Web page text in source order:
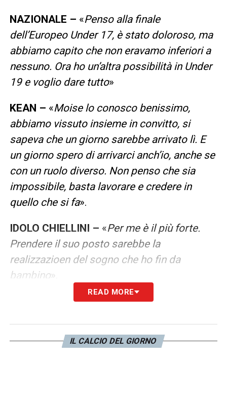
NAZIONALE – «Penso alla finale
dell’Europeo Under 17, è stato doloroso, ma
abbiamo capito che non eravamo inferiori a
nessuno. Ora ho un’altra possibilità in Under
19 e voglio dare tutto»
KEAN – «Moise lo conosco benissimo,
abbiamo vissuto insieme in convitto, si
sapeva che un giorno sarebbe arrivato lì. E
un giorno spero di arrivarci anch’io, anche se
con un ruolo diverso. Non penso che sia
impossibile, basta lavorare e credere in
quello che si fa».
IDOLO CHIELLINI – «Per me è il più forte.
Prendere il suo posto sarebbe la
realizzazioen del sogno che ho fin da
bambino».
READ MORE
IL CALCIO DEL GIORNO